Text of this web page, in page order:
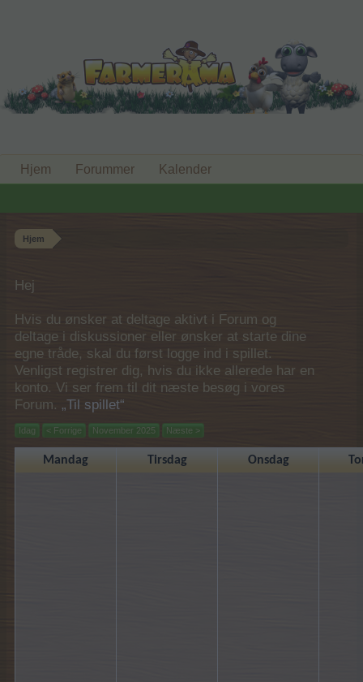
Hjem
Hej
Hvis du ønsker at deltage aktivt i Forum og
deltage i diskussioner eller ønsker at starte dine
egne tråde, skal du først logge ind i spillet.
Venligst registrer dig, hvis du ikke allerede har en
konto. Vi ser frem til dit næste besøg i vores
Forum. „Til spillet“
Idag < Forrige November 2025 Næste >
Mandag Tirsdag Onsdag
Hjem Forummer Kalender